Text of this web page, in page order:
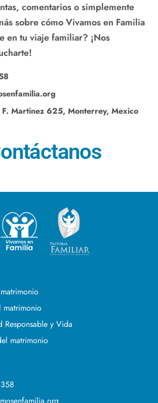
comentarios o simplemente
sobre cómo Vivamos en Familia
en tu viaje familiar? ¡Nos
Martinez 625, Monterrey, Mexico
matrimonio
Responsable y Vida
matrimonio